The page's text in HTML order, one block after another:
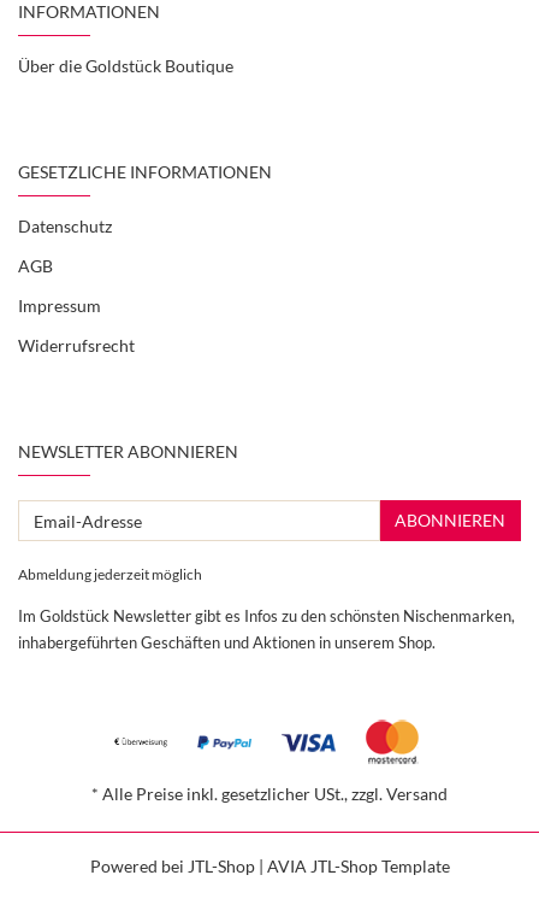
INFORMATIONEN
Über die Goldstück Boutique
GESETZLICHE INFORMATIONEN
Datenschutz
AGB
Impressum
Widerrufsrecht
NEWSLETTER ABONNIEREN
Email-
Adresse
ABONNIEREN
Abmeldung jederzeit möglich
Im Goldstück Newsletter gibt es Infos zu den schönsten Nischenmarken,
inhabergeführten Geschäften und Aktionen in unserem Shop.
* Alle Preise inkl. gesetzlicher USt., zzgl.Versand
Powered bei JTL-Shop| AVIA JTL-Shop Template